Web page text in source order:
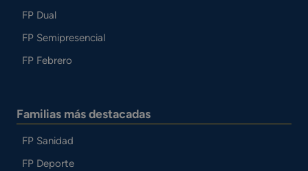
FP Dual
FP Semipresencial
FP Febrero
Familias más destacadas
FP Sanidad
FP Deporte